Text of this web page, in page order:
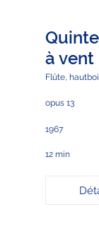
à vent
Flûte,
opus 13
1967
12 min